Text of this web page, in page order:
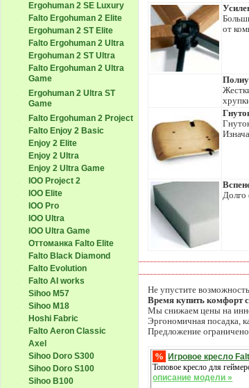
Ergohuman 2 SE Luxury
Falto Ergohuman 2 Elite
Ergohuman 2 ST Elite
Falto Ergohuman 2 Ultra
Ergohuman 2 ST Ultra
Falto Ergohuman 2 Ultra
Game
Ergohuman 2 Ultra ST
Game
Falto Ergohuman 2 Project
Falto Enjoy 2 Basic
Enjoy 2 Elite
Enjoy 2 Ultra
Enjoy 2 Ultra Game
IOO Project 2
IOO Elite
IOO Pro
IOO Ultra
IOO Ultra Game
Оттоманка Falto Elite
Falto Black Diamond
Falto Evolution
Falto AI works
Sihoo M57
Sihoo M18
Hoshi Fabric
Falto Aeron Classic
Axel
Sihoo Doro S300
Sihoo Doro S100
Sihoo B100
от
Долго
Не упустите
Время купить комфорт
Мы снижаем цены на
Эргономичная посадка,
Предложение
% Игровое кресло
Топовое кресло для
описание модели »